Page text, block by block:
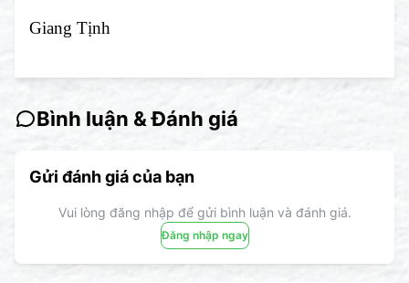
Giang Tịnh
Bình luận & Đánh giá
Gửi đánh giá của bạn
Vui lòng đăng nhập để gửi bình luận và đánh giá.
Đăng nhập ngay